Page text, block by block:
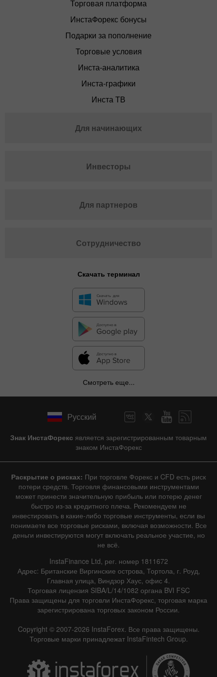
Торговая платформа
ИнстаФорекс бонусы
Подарки за пополнение
Торговые условия
Инста-аналитика
Инста-графики
Инста ТВ
Для начинающих
Инвесторы
Для партнеров
Сотрудничество
Скачать терминал
Смотреть еще...
Русский
Знак ИнстаФорекс является зарегистрированным товарным
знаком ИнстаФорекс
Раскрытие о рисках: При торговле Форекс и CFD есть риск
потери средств. Торговля финансовыми инструментами
может принести значительную прибыль или потерю денег
быстро из-за кредитного плеча. Рекомендуем не
инвестировать в какие-либо торговые инструменты, если вы
понимаете все торговые рисками, включая возможности. Все
деньги инвестируются могут включать реальное участие, но
не всё.
InstaFinance Ltd, рег. номер 1811672
Адрес: Британские Виргинские острова, Тортола, г. Роуд,
Главная улица, Виндзор Хаус, офис 4.
Торговая лицензия SIBA/L/14/1082 органа BVI FSC
Права защищены для торговли ИнстаФорекс, торговая марка
зарегистрирована торговых законом России.
Copyright © 2007-2026 InstaForex. Все права защищены.
Торговые марки принадлежат InstaFintech Group.